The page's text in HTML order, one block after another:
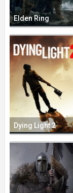
Elden Ring
Dying Light 2